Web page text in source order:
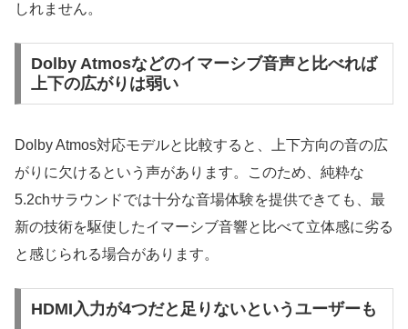
しれません。
Dolby Atmosなどのイマーシブ音声と比べれば
上下の広がりは弱い
Dolby Atmos対応モデルと比較すると、上下方向の音の広
がりに欠けるという声があります。このため、純粋な
5.2chサラウンドでは十分な音場体験を提供できても、最
新の技術を駆使したイマーシブ音響と比べて立体感に劣る
と感じられる場合があります。
HDMI入力が4つだと足りないというユーザーも